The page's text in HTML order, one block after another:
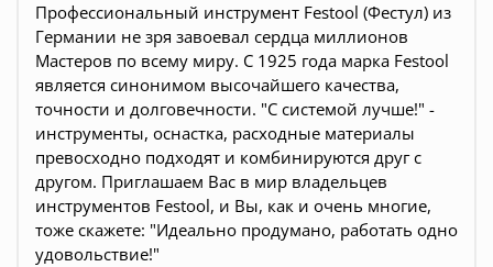
Профессиональный инструмент Festool (Фестул) из
Германии не зря завоевал сердца миллионов
Мастеров по всему миру. С 1925 года марка Festool
является синонимом высочайшего качества,
точности и долговечности. "С системой лучше!" -
инструменты, оснастка, расходные материалы
превосходно подходят и комбинируются друг с
другом. Приглашаем Вас в мир владельцев
инструментов Festool, и Вы, как и очень многие,
тоже скажете: "Идеально продумано, работать одно
удовольствие!"